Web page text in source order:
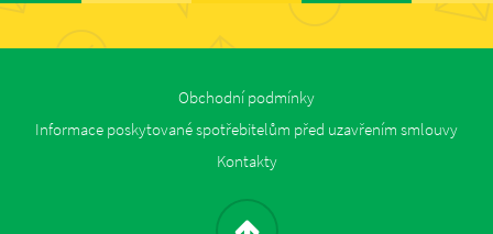
Obchodní podmínky
Informace poskytované spotřebitelům před uzavřením smlouvy
Kontakty